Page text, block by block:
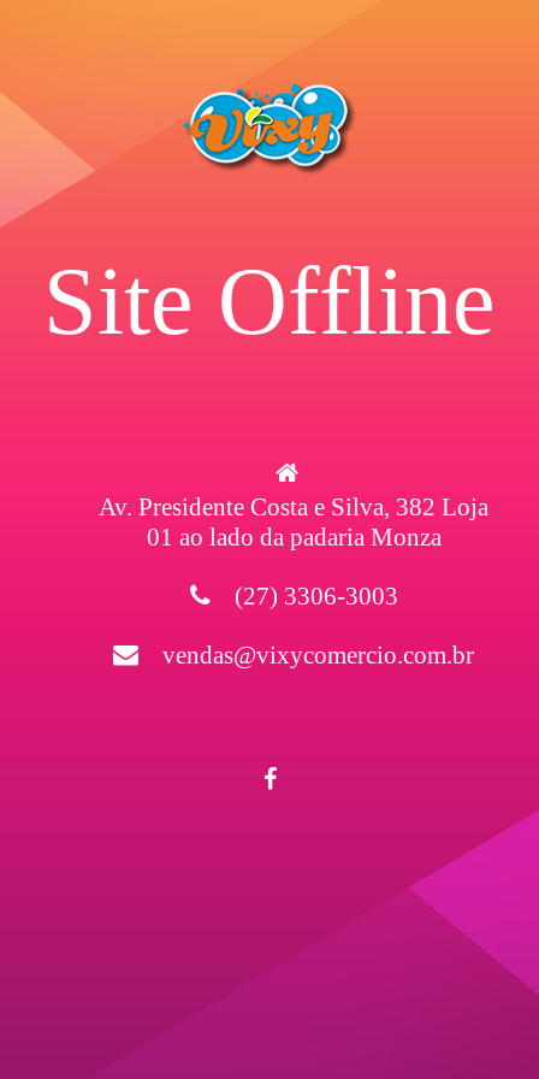
Site Offline
Av. Presidente Costa e Silva, 382 Loja
01 ao lado da padaria Monza
(27) 3306-3003
vendas@vixycomercio.com.br